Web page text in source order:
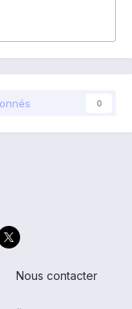
0
Nous contacter